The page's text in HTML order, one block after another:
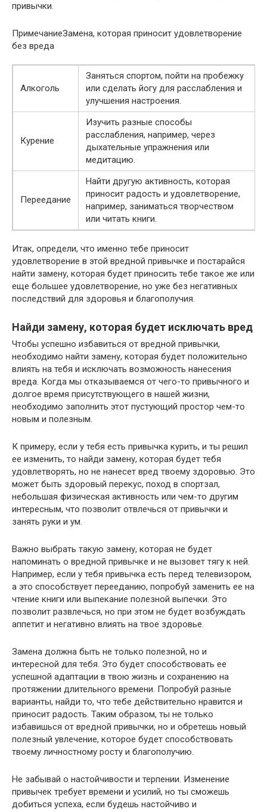
привычки.
ПримечаниеЗамена, которая приносит удовлетворение
без вреда
Алкоголь
Заняться спортом, пойти на пробежку
или сделать йогу для расслабления и
улучшения настроения.
Курение
Изучить разные способы
расслабления, например, через
дыхательные упражнения или
медитацию.
Переедание
Найти другую активность, которая
приносит радость и удовлетворение,
например, заниматься творчеством
или читать книги.
Итак, определи, что именно тебе приносит
удовлетворение в этой вредной привычке и постарайся
найти замену, которая будет приносить тебе такое же или
еще большее удовлетворение, но уже без негативных
последствий для здоровья и благополучия.
Найди замену, которая будет исключать вред
Чтобы успешно избавиться от вредной привычки,
необходимо найти замену, которая будет положительно
влиять на тебя и исключать возможность нанесения
вреда. Когда мы отказываемся от чего-то привычного и
долгое время присутствующего в нашей жизни,
необходимо заполнить этот пустующий простор чем-то
новым и полезным.
К примеру, если у тебя есть привычка курить, и ты решил
ее изменить, то найди замену, которая будет тебя
удовлетворять, но не нанесет вред твоему здоровью. Это
может быть здоровый перекус, поход в спортзал,
небольшая физическая активность или чем-то другим
интересным, что позволит отвлечься от привычки и
занять руки и ум.
Важно выбрать такую замену, которая не будет
напоминать о вредной привычке и не вызовет тягу к ней.
Например, если у тебя привычка есть перед телевизором,
а это способствует перееданию, попробуй заменить ее на
чтение книги или выпекание полезной выпечки. Это
позволит развлечься, но при этом не будет возбуждать
аппетит и негативно влиять на твое здоровье.
Замена должна быть не только полезной, но и
интересной для тебя. Это будет способствовать ее
успешной адаптации в твою жизнь и сохранению на
протяжении длительного времени. Попробуй разные
варианты, найди то, что тебе действительно нравится и
приносит радость. Таким образом, ты не только
избавишься от вредной привычки, но и обретешь новый
полезный увлечение, которое будет способствовать
твоему личностному росту и благополучию.
Не забывай о настойчивости и терпении. Изменение
привычек требует времени и усилий, но ты сможешь
добиться успеха, если будешь настойчиво и